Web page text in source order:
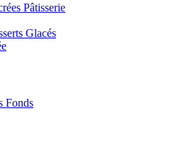
Pâtisserie
Glacés
Fonds